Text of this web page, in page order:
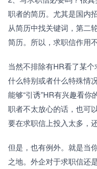
职者的简历。尤其是国内
从简历中找关键词，第二
简历。所以，求职信作用不
当然不排除有HR看了某
什么特别或者什么特殊情
能够“引诱”HR有兴趣看
职者不太放心的话，也可
要在求职信上投入太多，
但是，也有例外。就是当
之地。外企对于求职信还